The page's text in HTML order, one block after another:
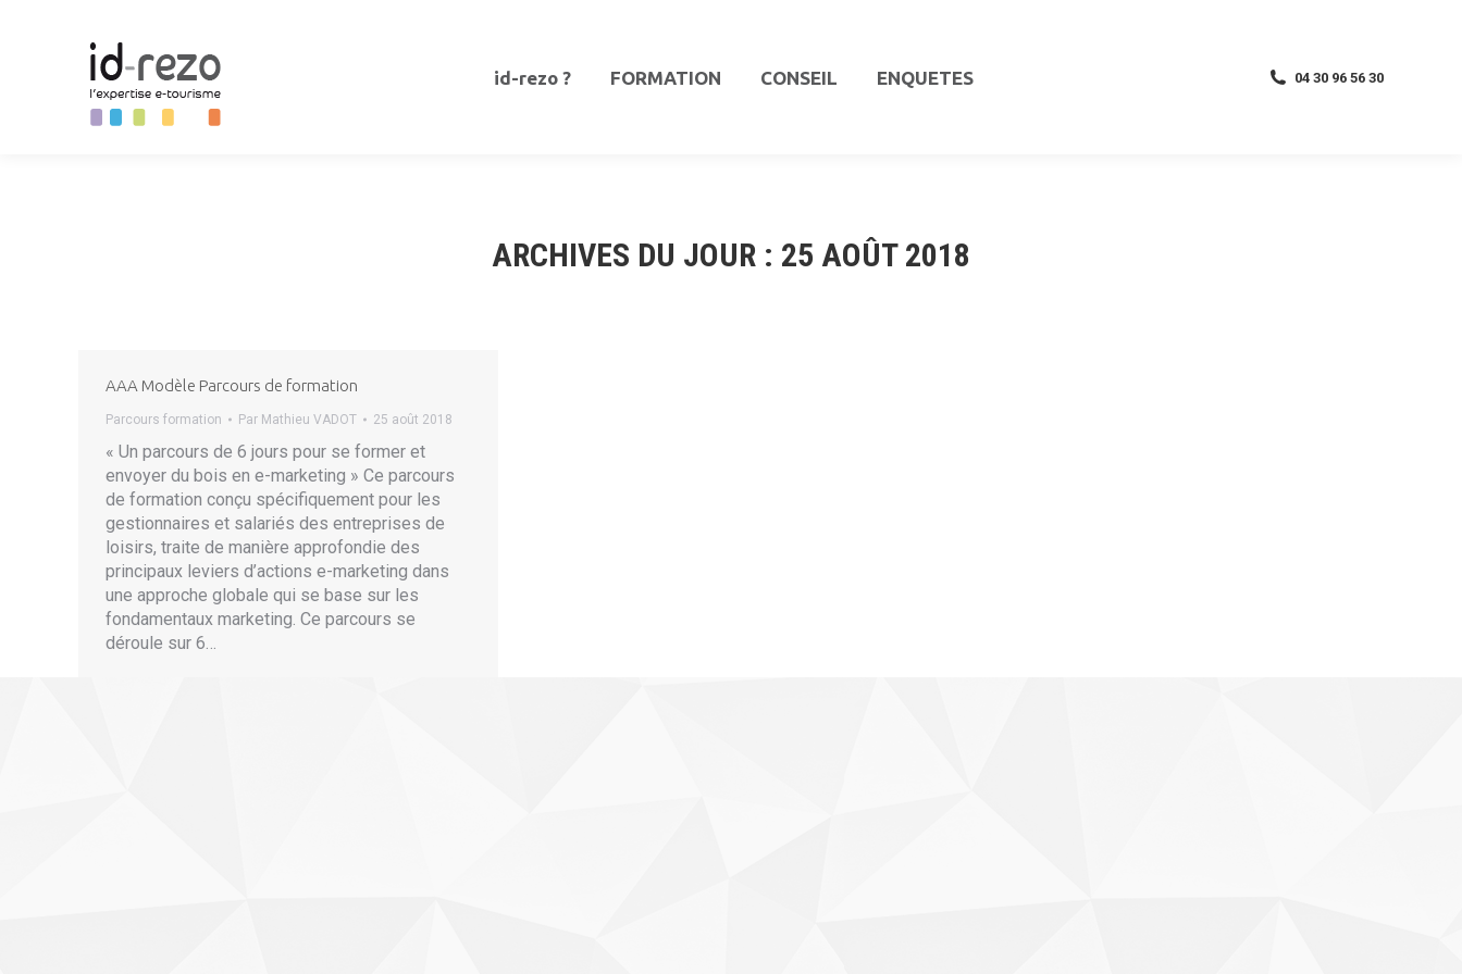
id-rezo ? FORMATION CONSEIL ENQUETES 04 30 96 56 30
ARCHIVES DU JOUR : 25 AOÛT 2018
AAA Modèle Parcours de formation
Parcours formation Par Mathieu VADOT 25 août 2018
« Un parcours de 6 jours pour se former et
envoyer du bois en e-marketing » Ce parcours
de formation conçu spécifiquement pour les
gestionnaires et salariés des entreprises de
loisirs, traite de manière approfondie des
principaux leviers d’actions e-marketing dans
une approche globale qui se base sur les
fondamentaux marketing. Ce parcours se
déroule sur 6…
id-rezo ?